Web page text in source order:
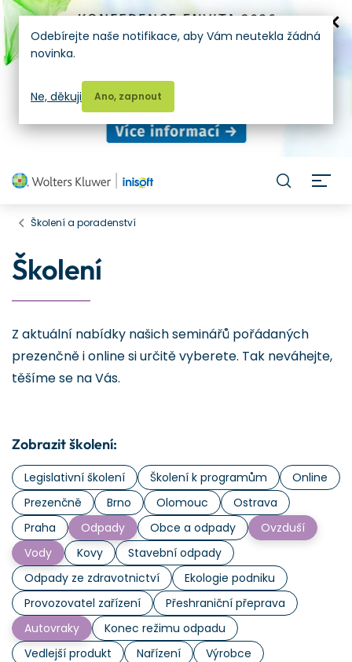
Školení a poradenství
Školení
Z aktuální nabídky našich seminářů pořádaných
prezenčně i online si určitě vyberete. Tak neváhejte,
těšíme se na Vás.
Zobrazit školení:
Legislativní školení Školení k programům
Online
Prezenčně
Brno Olomouc
Ostrava
Praha
Odpady Obce a odpady
Ovzduší
Vody
Kovy
Stavební odpady
Odpady ze zdravotnictví
Ekologie podniku
Provozovatel zařízení
Přeshraniční přeprava
Autovraky
Konec režimu odpadu
Vedlejší produkt
Nařízení
Výrobce
Odebírejte naše notifikace, aby Vám neutekla žádná
novinka.
Ano, zapnout
Ne, děkuji